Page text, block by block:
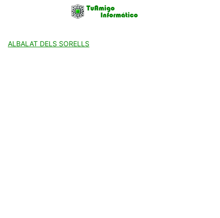
ALBALAT DELS SORELLS